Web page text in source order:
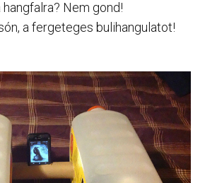
Nem gond!
a fergeteges bulihangulatot!